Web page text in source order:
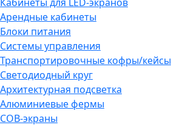
Кабинеты для LED-экранов
Арендные кабинеты
Блоки питания
Системы управления
Транспортировочные кофры/кейсы
Светодиодный круг
Архитектурная подсветка
Алюминиевые фермы
COB-экраны